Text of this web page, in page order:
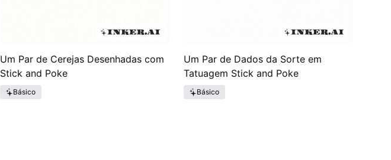
Um Par de Cerejas Desenhadas com
Stick and Poke
Básico
Um Par de Dados da Sorte em
Tatuagem Stick and Poke
Básico